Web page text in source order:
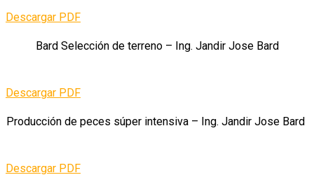
Descargar PDF
Bard Selección de terreno – Ing. Jandir Jose Bard
Descargar PDF
Producción de peces súper intensiva – Ing. Jandir Jose Bard
Descargar PDF